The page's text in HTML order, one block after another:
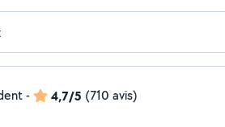
- 4,7/5 (710 avis)